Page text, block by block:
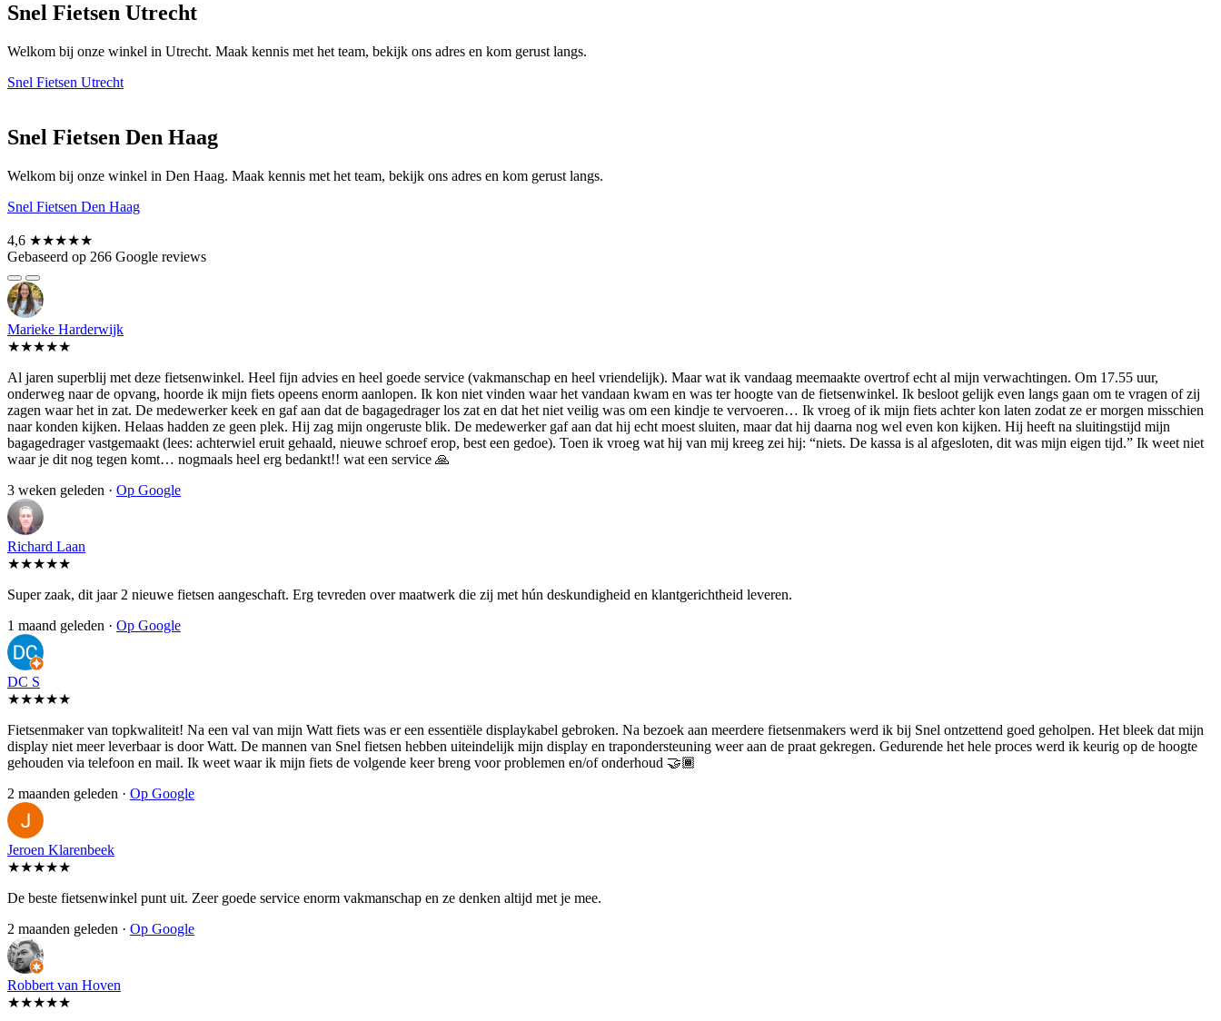
Snel Fietsen Utrecht
Welkom bij onze winkel in Utrecht. Maak kennis met het team, bekijk ons adres en kom gerust langs.
Snel Fietsen Utrecht
Snel Fietsen Den Haag
Welkom bij onze winkel in Den Haag. Maak kennis met het team, bekijk ons adres en kom gerust langs.
Snel Fietsen Den Haag
4,6 ★★★★★
Gebaseerd op 266 Google reviews
Marieke Harderwijk
★★★★★
Al jaren superblij met deze fietsenwinkel. Heel fijn advies en heel goede service (vakmanschap en heel vriendelijk). Maar wat ik vandaag meemaakte overtrof echt al mijn verwachtingen. Om 17.55 uur,
onderweg naar de opvang, hoorde ik mijn fiets opeens enorm aanlopen. Ik kon niet vinden waar het vandaan kwam en was ter hoogte van de fietsenwinkel. Ik besloot gelijk even langs gaan om te vragen of zij
zagen waar het in zat. De medewerker keek en gaf aan dat de bagagedrager los zat en dat het niet veilig was om een kindje te vervoeren… Ik vroeg of ik mijn fiets achter kon laten zodat ze er morgen misschien
naar konden kijken. Helaas hadden ze geen plek. Hij zag mijn ongeruste blik. De medewerker gaf aan dat hij echt moest sluiten, maar dat hij daarna nog wel even kon kijken. Hij heeft na sluitingstijd mijn
bagagedrager vastgemaakt (lees: achterwiel eruit gehaald, nieuwe schroef erop, best een gedoe). Toen ik vroeg wat hij van mij kreeg zei hij: “niets. De kassa is al afgesloten, dit was mijn eigen tijd.” Ik weet niet
waar je dit nog tegen komt… nogmaals heel erg bedankt!! wat een service 🙏
3 weken geleden · Op Google
Richard Laan
★★★★★
Super zaak, dit jaar 2 nieuwe fietsen aangeschaft. Erg tevreden over maatwerk die zij met hún deskundigheid en klantgerichtheid leveren.
1 maand geleden · Op Google
DC S
★★★★★
Fietsenmaker van topkwaliteit! Na een val van mijn Watt fiets was er een essentiële displaykabel gebroken. Na bezoek aan meerdere fietsenmakers werd ik bij Snel ontzettend goed geholpen. Het bleek dat mijn
display niet meer leverbaar is door Watt. De mannen van Snel fietsen hebben uiteindelijk mijn display en trapondersteuning weer aan de praat gekregen. Gedurende het hele proces werd ik keurig op de hoogte
gehouden via telefoon en mail. Ik weet waar ik mijn fiets de volgende keer breng voor problemen en/of onderhoud 🤝🏾
2 maanden geleden · Op Google
Jeroen Klarenbeek
★★★★★
De beste fietsenwinkel punt uit. Zeer goede service enorm vakmanschap en ze denken altijd met je mee.
2 maanden geleden · Op Google
Robbert van Hoven
★★★★★